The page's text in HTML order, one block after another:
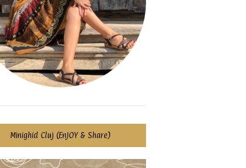
Minighid Cluj (EnJOY & Share)